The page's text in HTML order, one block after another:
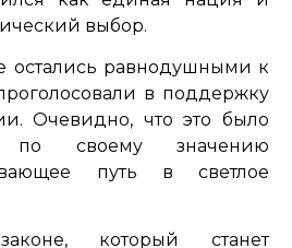
выбор.
остались равнодушными к
в поддержку
Очевидно, что это было
по своему значению
путь в светлое
который станет